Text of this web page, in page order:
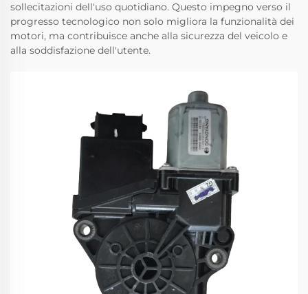
sollecitazioni dell'uso quotidiano. Questo impegno verso il
progresso tecnologico non solo migliora la funzionalità dei
motori, ma contribuisce anche alla sicurezza del veicolo e
alla soddisfazione dell'utente.